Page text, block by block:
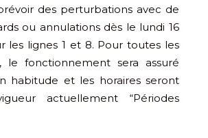
des perturbations avec de
ou annulations dès le lundi 16
les lignes 1 et 8. Pour toutes les
le fonctionnement sera assuré
habitude et les horaires seront
actuellement “Périodes